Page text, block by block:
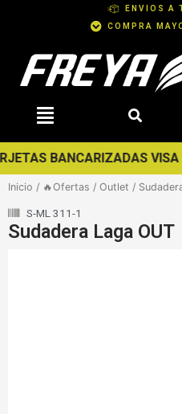
ENVIOS A
COMPRA
BANCARIZADAS VISA
Inicio / 🔥Ofertas / Outlet /
S-ML 311-1
Sudadera Laga OUT